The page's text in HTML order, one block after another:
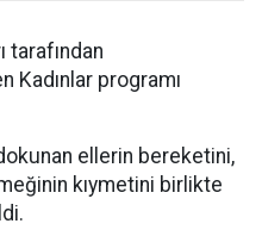
tarafından
Kadınlar programı
ellerin bereketini,
kıymetini birlikte